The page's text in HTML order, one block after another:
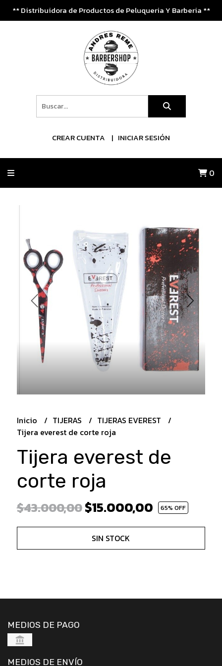
** Distribuidora de Productos de Peluqueria Y Barberia **
CREAR CUENTA INICIAR SESIÓN
0
Inicio TIJERAS
TIJERAS EVEREST
Tijera everest de corte roja
Tijera everest de
corte roja
$43.000,00$15.000,00 65% OFF
SIN STOCK
MEDIOS DE PAGO
MEDIOS DE ENVÍO